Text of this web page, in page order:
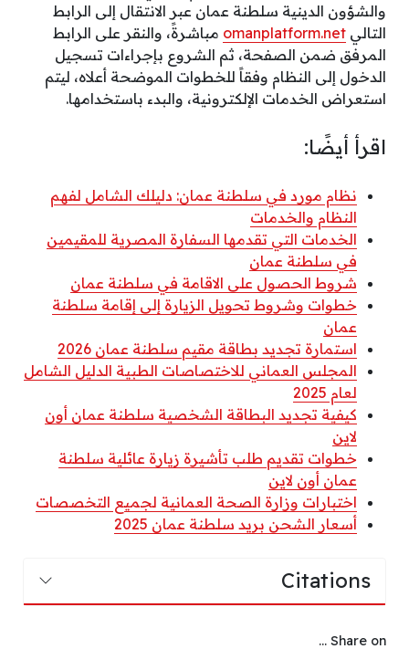
والشؤون الدينية سلطنة عمان عبر الانتقال إلى الرابط
التالي omanplatform.net مباشرةً، والنقر على الرابط
المرفق ضمن الصفحة، ثم الشروع بإجراءات تسجيل
الدخول إلى النظام وفقاً للخطوات الموضحة أعلاه، ليتم
استعراض الخدمات الإلكترونية، والبدء باستخدامها.
اقرأ أيضًا:
نظام مورد في سلطنة عمان: دليلك الشامل لفهم
النظام والخدمات
الخدمات التي تقدمها السفارة المصرية للمقيمين
في سلطنة عمان
شروط الحصول على الاقامة في سلطنة عمان
خطوات وشروط تحويل الزيارة إلى إقامة سلطنة
عمان
استمارة تجديد بطاقة مقيم سلطنة عمان 2026
المجلس العماني للاختصاصات الطبية الدليل الشامل
لعام 2025
كيفية تجديد البطاقة الشخصية سلطنة عمان أون
لاين
خطوات تقديم طلب تأشيرة زيارة عائلية سلطنة
عمان أون لاين
اختبارات وزارة الصحة العمانية لجميع التخصصات
أسعار الشحن بريد سلطنة عمان 2025
Citations
Share on ...